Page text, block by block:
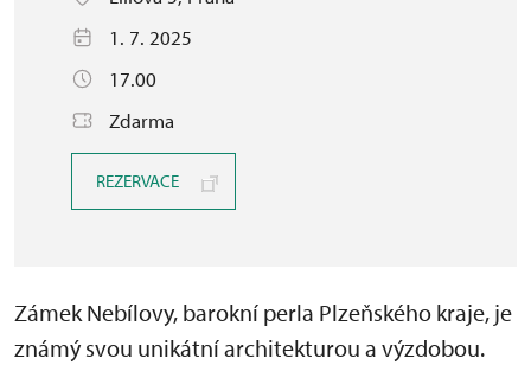
1. 7. 2025
17.00
Zdarma
REZERVACE
Zámek Nebílovy, barokní perla Plzeňského kraje, je
známý svou unikátní architekturou a výzdobou.